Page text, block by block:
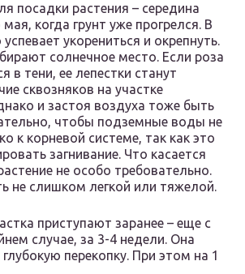
посадки растения – середина
когда грунт уже прогрелся. В
укорениться и окрепнуть.
солнечное место. Если роза
в тени, ее лепестки станут
сквозняков на участке
и застоя воздуха тоже быть
чтобы подземные воды не
к корневой системе, так как это
загнивание. Что касается
не особо требовательно.
не слишком легкой или тяжелой.
приступают заранее – еще с
случае, за 3-4 недели. Она
перекопку. При этом на 1